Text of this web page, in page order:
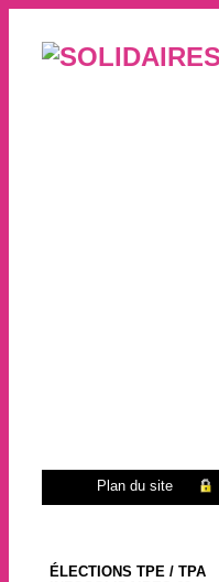
Plan du site
ÉLECTIONS TPE / TPA